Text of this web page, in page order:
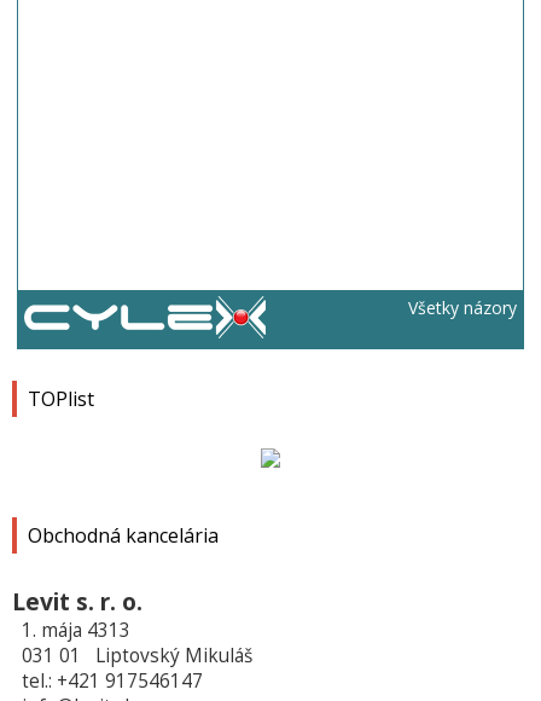
Všetky názory
TOPlist
Obchodná kancelária
Levit s. r. o.
1. mája 4313
031 01 Liptovský Mikuláš
tel.: +421 917546147